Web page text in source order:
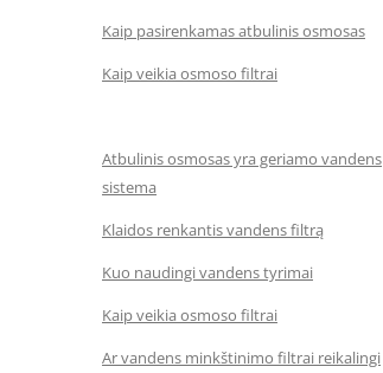
Kaip pasirenkamas atbulinis osmosas
Kaip veikia osmoso filtrai
Atbulinis osmosas yra geriamo vandens
sistema
Klaidos renkantis vandens filtrą
Kuo naudingi vandens tyrimai
Kaip veikia osmoso filtrai
Ar vandens minkštinimo filtrai reikalingi